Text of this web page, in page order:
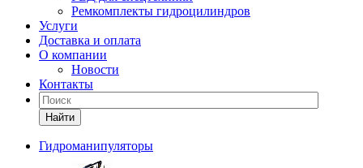
Ремкомплекты гидроцилиндров
Услуги
Доставка и оплата
О компании
Новости
Контакты
Найти
Гидроманипуляторы